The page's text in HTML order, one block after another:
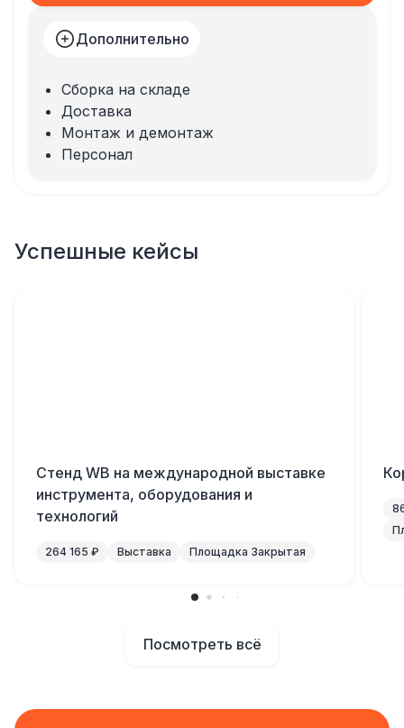
Дополнительно
Сборка на складе
Доставка
Монтаж и демонтаж
Персонал
Успешные кейсы
Cтенд WB на международной выставке
инструмента, оборудования и
технологий
264 165 ₽ Выставка Площадка Закрытая
Посмотреть всё